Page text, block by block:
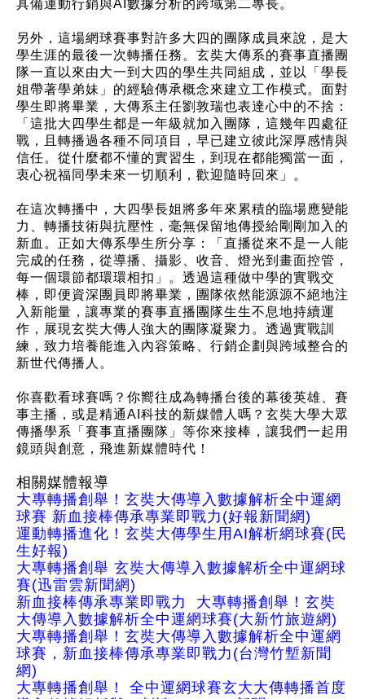
具備運動行銷與AI數據分析的跨域第二專長。
另外，這場網球賽事對許多大四的團隊成員來說，是大
學生涯的最後一次轉播任務。玄奘大傳系的賽事直播團
隊一直以來由大一到大四的學生共同組成，並以「學長
姐帶著學弟妹」的經驗傳承概念來建立工作模式。面對
學生即將畢業，大傳系主任劉敦瑞也表達心中的不捨：
「這批大四學生都是一年級就加入團隊，這幾年四處征
戰，且轉播過各種不同項目，早已建立彼此深厚感情與
信任。從什麼都不懂的實習生，到現在都能獨當一面，
衷心祝福同學未來一切順利，歡迎隨時回來」。
在這次轉播中，大四學長姐將多年來累積的臨場應變能
力、轉播技術與抗壓性，毫無保留地傳授給剛剛加入的
新血。正如大傳系學生所分享：「直播從來不是一人能
完成的任務，從導播、攝影、收音、燈光到畫面控管，
每一個環節都環環相扣」。透過這種做中學的實戰交
棒，即便資深團員即將畢業，團隊依然能源源不絕地注
入新能量，讓專業的賽事直播團隊生生不息地持續運
作，展現玄奘大傳人強大的團隊凝聚力。透過實戰訓
練，致力培養能進入內容策略、行銷企劃與跨域整合的
新世代傳播人。
你喜歡看球賽嗎？你嚮往成為轉播台後的幕後英雄、賽
事主播，或是精通AI科技的新媒體人嗎？玄奘大學大眾
傳播學系「賽事直播團隊」等你來接棒，讓我們一起用
鏡頭與創意，飛進新媒體時代！
相關媒體報導
大專轉播創舉！玄奘大傳導入數據解析全中運網
球賽 新血接棒傳承專業即戰力(好報新聞網)
運動轉播進化！玄奘大傳學生用AI解析網球賽(民
生好報)
大專轉播創舉 玄奘大傳導入數據解析全中運網球
賽(迅雷雲新聞網)
新血接棒傳承專業即戰力 大專轉播創舉！玄奘
大傳導入數據解析全中運網球賽(大新竹旅遊網)
大專轉播創舉！玄奘大傳導入數據解析全中運網
球賽，新血接棒傳承專業即戰力(台灣竹塹新聞
網)
大專轉播創舉！ 全中運網球賽玄大大傳轉播首度